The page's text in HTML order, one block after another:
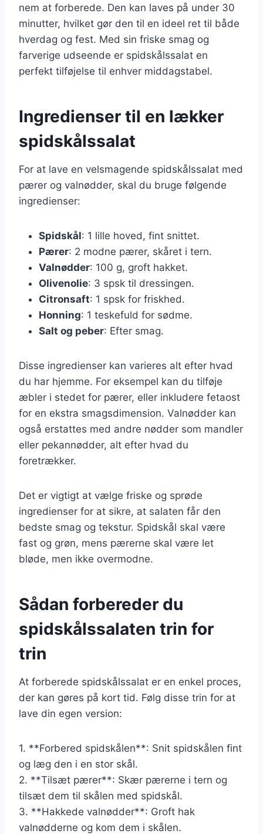
nem at forberede. Den kan laves på under 30
minutter, hvilket gør den til en ideel ret til både
hverdag og fest. Med sin friske smag og
farverige udseende er spidskålssalat en
perfekt tilføjelse til enhver middagstabel.
Ingredienser til en lækker
spidskålssalat
For at lave en velsmagende spidskålssalat med
pærer og valnødder, skal du bruge følgende
ingredienser:
Spidskål: 1 lille hoved, fint snittet.
Pærer: 2 modne pærer, skåret i tern.
Valnødder: 100 g, groft hakket.
Olivenolie: 3 spsk til dressingen.
Citronsaft: 1 spsk for friskhed.
Honning: 1 teskefuld for sødme.
Salt og peber: Efter smag.
Disse ingredienser kan varieres alt efter hvad
du har hjemme. For eksempel kan du tilføje
æbler i stedet for pærer, eller inkludere fetaost
for en ekstra smagsdimension. Valnødder kan
også erstattes med andre nødder som mandler
eller pekannødder, alt efter hvad du
foretrækker.
Det er vigtigt at vælge friske og sprøde
ingredienser for at sikre, at salaten får den
bedste smag og tekstur. Spidskål skal være
fast og grøn, mens pærerne skal være let
bløde, men ikke overmodne.
Sådan forbereder du
spidskålssalaten trin for
trin
At forberede spidskålssalat er en enkel proces,
der kan gøres på kort tid. Følg disse trin for at
lave din egen version:
1. **Forbered spidskålen**: Snit spidskålen fint
og læg den i en stor skål.
2. **Tilsæt pærer**: Skær pærerne i tern og
tilsæt dem til skålen med spidskål.
3. **Hakkede valnødder**: Groft hak
valnødderne og kom dem i skålen.